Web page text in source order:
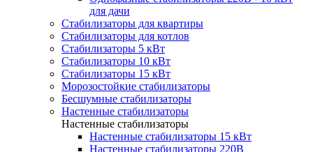
для дачи
Стабилизаторы для квартиры
Стабилизаторы для котлов
Стабилизаторы 5 кВт
Стабилизаторы 10 кВт
Стабилизаторы 15 кВт
Морозостойкие стабилизаторы
Бесшумные стабилизаторы
Настенные стабилизаторы
Настенные стабилизаторы
Настенные стабилизаторы 15 кВт
Настенные стабилизаторы 220В